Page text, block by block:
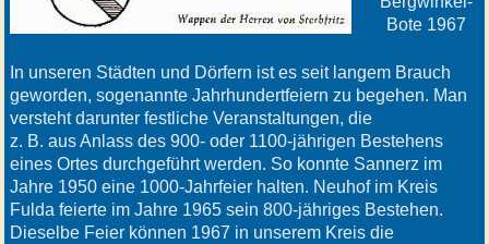
Bote 1967
In unseren Städten und Dörfern ist es seit langem Brauch
geworden, sogenannte Jahrhundertfeiern zu begehen. Man
versteht darunter festliche Veranstaltungen, die
z. B. aus Anlass des 900- oder 1100-jährigen Bestehens
eines Ortes durchgeführt werden. So konnte Sannerz im
Jahre 1950 eine 1000-Jahrfeier halten. Neuhof im Kreis
Fulda feierte im Jahre 1965 sein 800-jähriges Bestehen.
Dieselbe Feier können 1967 in unserem Kreis die